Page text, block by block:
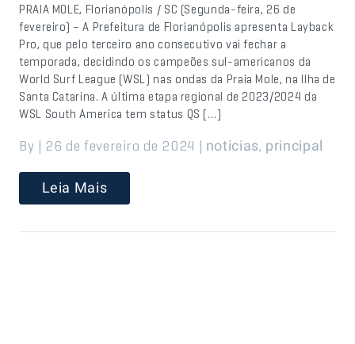
PRAIA MOLE, Florianópolis / SC (Segunda-feira, 26 de
fevereiro) – A Prefeitura de Florianópolis apresenta Layback
Pro, que pelo terceiro ano consecutivo vai fechar a
temporada, decidindo os campeões sul-americanos da
World Surf League (WSL) nas ondas da Praia Mole, na Ilha de
Santa Catarina. A última etapa regional de 2023/2024 da
WSL South America tem status QS […]
By | 26 de fevereiro de 2024 | noticias, principal
Leia Mais